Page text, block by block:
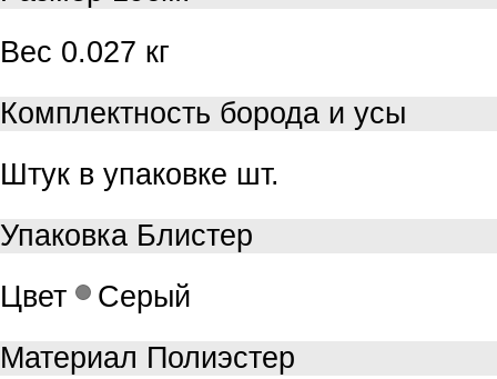
Вес 0.027 кг
Комплектность борода и усы
Штук в упаковке шт.
Упаковка Блистер
Цвет
Серый
Материал Полиэстер